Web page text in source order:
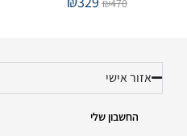
₪470
אזור אישי
החשבון שלי